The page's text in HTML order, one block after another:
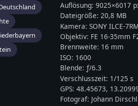
Auflösung:9025×6017
Dateigröße:20,8 MB
Kamera:SONY ILCE-
Objektiv: FE 16-35mm
Brennweite: 16 mm
ISO: 1600
Blende: ƒ/6.3
Verschlusszeit: 1/125 s
GPS:48.45673,
Fotograf: Johann Dirschl